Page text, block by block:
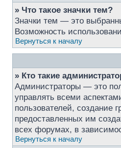
» Что такое значки тем?
Значки тем — это
Возможность
Вернуться к началу
» Кто такие
Администраторы — это
управлять всеми
пользователей, создание
предоставленных им
всех форумах, в
Вернуться к началу